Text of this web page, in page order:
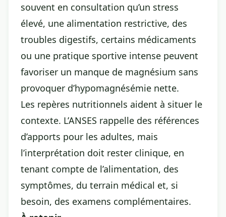
souvent en consultation qu’un stress
élevé, une alimentation restrictive, des
troubles digestifs, certains médicaments
ou une pratique sportive intense peuvent
favoriser un manque de magnésium sans
provoquer d’hypomagnésémie nette.
Les repères nutritionnels aident à situer le
contexte. L’ANSES rappelle des références
d’apports pour les adultes, mais
l’interprétation doit rester clinique, en
tenant compte de l’alimentation, des
symptômes, du terrain médical et, si
besoin, des examens complémentaires.